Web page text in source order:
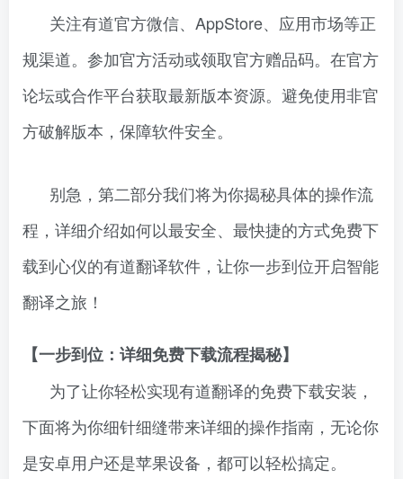
关注有道官方微信、AppStore、应用市场等正
规渠道。参加官方活动或领取官方赠品码。在官方
论坛或合作平台获取最新版本资源。避免使用非官
方破解版本，保障软件安全。
别急，第二部分我们将为你揭秘具体的操作流
程，详细介绍如何以最安全、最快捷的方式免费下
载到心仪的有道翻译软件，让你一步到位开启智能
翻译之旅！
【一步到位：详细免费下载流程揭秘】
为了让你轻松实现有道翻译的免费下载安装，
下面将为你细针细缝带来详细的操作指南，无论你
是安卓用户还是苹果设备，都可以轻松搞定。